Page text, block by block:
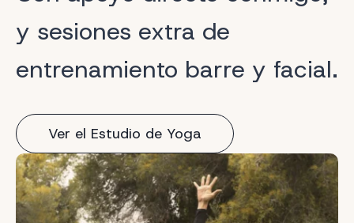
y sesiones extra de
entrenamiento barre y facial.
Ver el Estudio de Yoga